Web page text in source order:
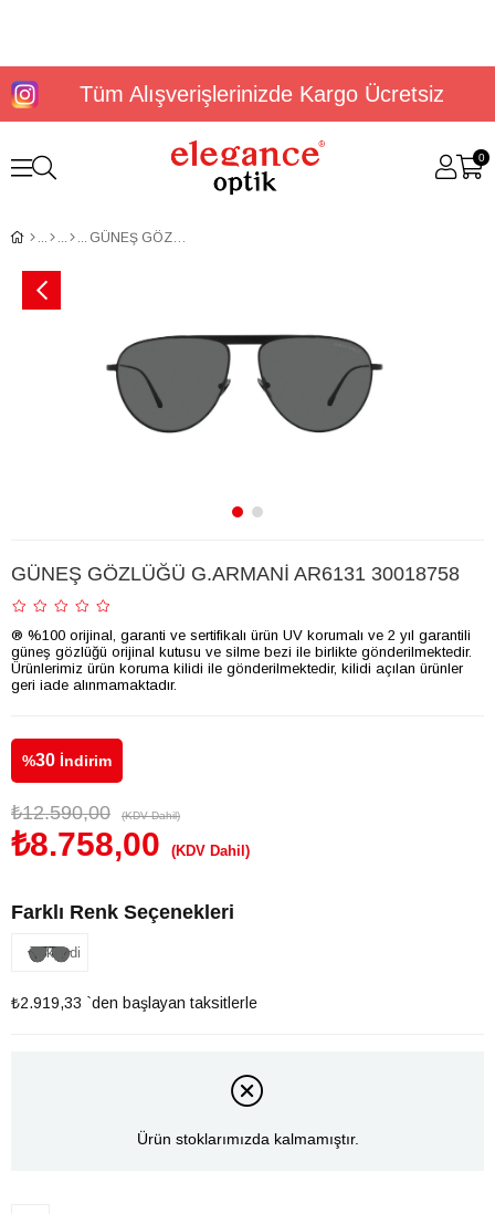
Tüm Alışverişlerinizde Kargo Ücretsiz
0
GÜNEŞ GÖZLÜĞÜ G.ARMANİ AR6131 30018758
GÜNEŞ GÖZLÜĞÜ G.ARMANİ AR6131 30018758
® %100 orijinal, garanti ve sertifikalı ürün UV korumalı ve 2 yıl garantili
güneş gözlüğü orijinal kutusu ve silme bezi ile birlikte gönderilmektedir.
Ürünlerimiz ürün koruma kilidi ile gönderilmektedir, kilidi açılan ürünler
geri iade alınmamaktadır.
%30 İndirim
₺12.590,00 (KDV Dahil)
₺8.758,00 (KDV Dahil)
Farklı Renk Seçenekleri
Tükendi
₺2.919,33 `den başlayan taksitlerle
Ürün stoklarımızda kalmamıştır.